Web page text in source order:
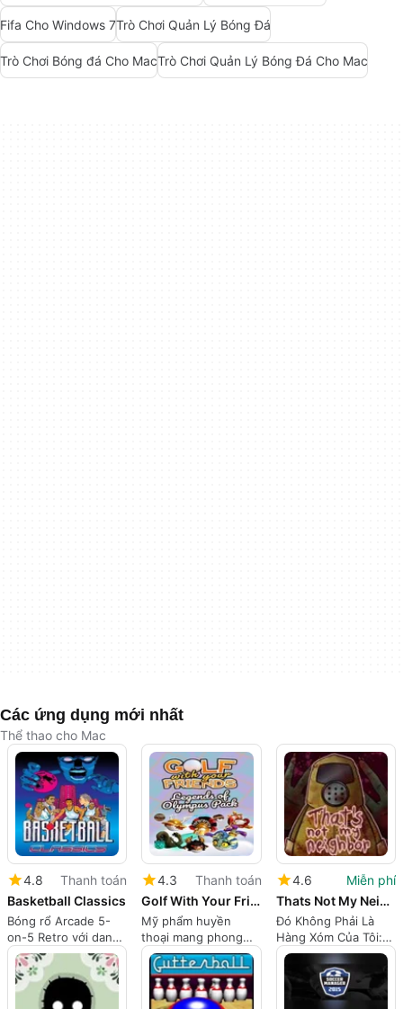
Fifa Cho Windows 7Trò Chơi Quản Lý Bóng Đá
Trò Chơi Bóng đá Cho MacTrò Chơi Quản Lý Bóng Đá Cho Mac
Các ứng dụng mới nhất
Thể thao cho Mac
4.8
Thanh toán
Basketball Classics
Bóng rổ Arcade 5-
on-5 Retro với danh
sách lịch sử sâu sắc
4.3
Thanh toán
Golf With Your Friends: Legends of Olympus Pack
Mỹ phẩm huyền
thoại mang phong
cách Olympus đến
mini-golf xã hội
4.6
Miễn phí
Thats Not My Neighbor
Đó Không Phải Là
Hàng Xóm Của Tôi:
Một trò chơi kinh dị
kiểm tra danh tính
căng thẳng